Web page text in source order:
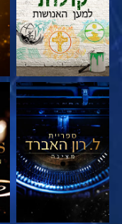
בדוק את הסדרה